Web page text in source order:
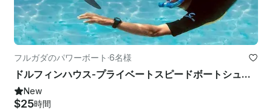
フルガダのパワーボート ·6名様
ドルフィンハウス-プライベートスピードボートシュノーケリング-ラグジュアリープライベートトリップ
New
$25時間